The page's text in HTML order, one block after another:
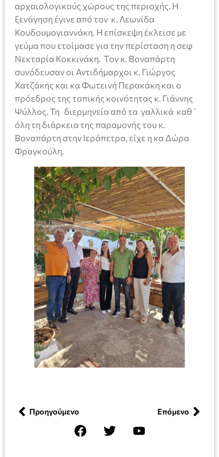
αρχαιολογικούς χώρους της περιοχής. Η
ξενάγηση έγινε από τον κ. Λεωνίδα
Κουδουμογιαννάκη. Η επίσκεψη έκλεισε με
γεύμα που ετοίμασε για την περίσταση η σεφ
Νεκταρία Κοκκινάκη. Τον κ. Βοναπάρτη
συνόδευσαν οι Αντιδήμαρχοι κ. Γιώργος
Χατζάκης και κα Φωτεινή Περακάκη και ο
πρόεδρος της τοπικής κοινότητας κ. Γιάννης
Ψύλλος. Τη διερμηνεία από τα γαλλικά καθ΄
όλη τη διάρκεια της παραμονής του κ.
Βοναπάρτη στην Ιεράπετρα, είχε η κα Δώρα
Φραγκούλη.
Προηγούμενο Επόμενο